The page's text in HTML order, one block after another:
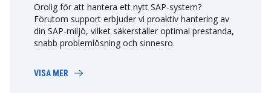
Orolig för att hantera ett nytt SAP-system?
Förutom support erbjuder vi proaktiv hantering av
din SAP-miljö, vilket säkerställer optimal prestanda,
snabb problemlösning och sinnesro.
VISA MER